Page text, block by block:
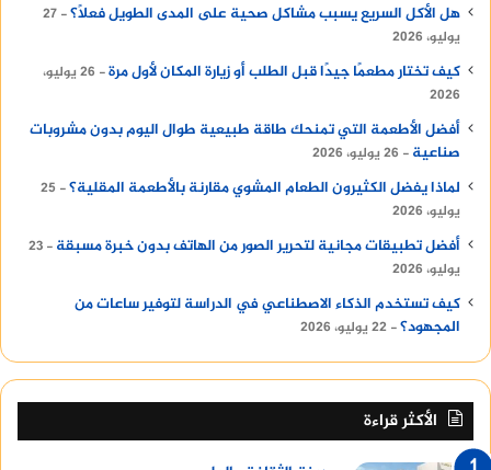
هل الأكل السريع يسبب مشاكل صحية على المدى الطويل فعلًا؟ 27
يوليو، 2026
كيف تختار مطعمًا جيدًا قبل الطلب أو زيارة المكان لأول مرة
26 يوليو،
2026
أفضل الأطعمة التي تمنحك طاقة طبيعية طوال اليوم بدون مشروبات
صناعية
26 يوليو، 2026
لماذا يفضل الكثيرون الطعام المشوي مقارنة بالأطعمة المقلية؟
25
يوليو، 2026
أفضل تطبيقات مجانية لتحرير الصور من الهاتف بدون خبرة مسبقة
23
يوليو، 2026
كيف تستخدم الذكاء الاصطناعي في الدراسة لتوفير ساعات من
المجهود؟ 22 يوليو، 2026
الأكثر قراءة